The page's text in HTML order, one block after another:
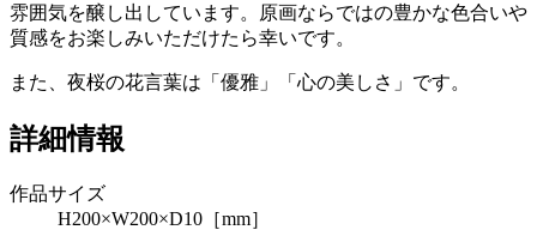
雰囲気を醸し出しています。原画ならではの豊かな色合いや
質感をお楽しみいただけたら幸いです。
また、夜桜の花言葉は「優雅」「心の美しさ」です。
詳細情報
作品サイズ
H200×W200×D10［mm］